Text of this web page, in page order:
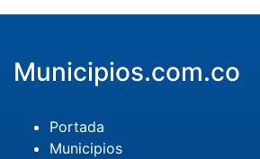
Municipios.com.co
Portada
Municipios